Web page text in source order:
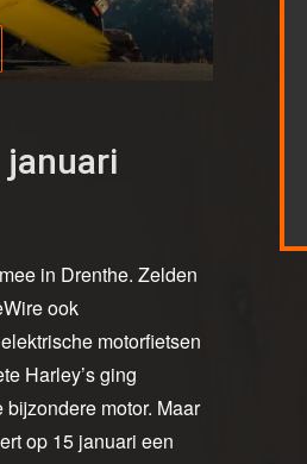
in Drenthe. Zelden
ook
motorfietsen
Harley’s ging
motor. Maar
op 15 januari een